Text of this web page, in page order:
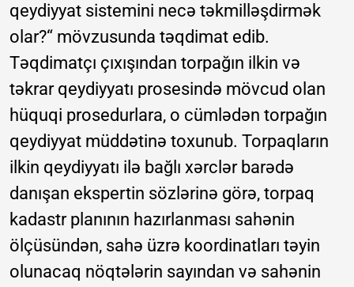
qeydiyyat sistemini necə təkmilləşdirmək
olar?“ mövzusunda təqdimat edib.
Təqdimatçı çıxışından torpağın ilkin və
təkrar qeydiyyatı prosesində mövcud olan
hüquqi prosedurlara, o cümlədən torpağın
qeydiyyat müddətinə toxunub. Torpaqların
ilkin qeydiyyatı ilə bağlı xərclər barədə
danışan ekspertin sözlərinə görə, torpaq
kadastr planının hazırlanması sahənin
ölçüsündən, sahə üzrə koordinatları təyin
olunacaq nöqtələrin sayından və sahənin